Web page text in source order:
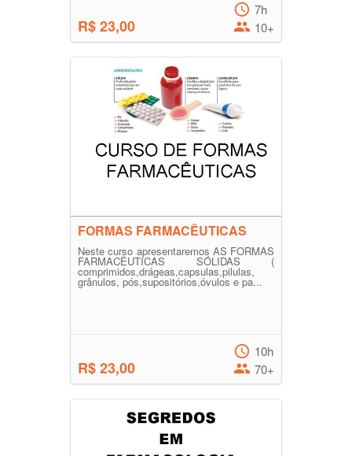
R$ 23,00
7h
10+
FORMAS FARMACÊUTICAS
Neste curso apresentaremos AS FORMAS
FARMACÊUTICAS SÓLIDAS (
comprimidos,drágeas,capsulas,pilulas,
grânulos, pós,supositórios,óvulos e pa...
R$ 23,00
10h
70+